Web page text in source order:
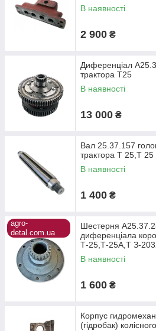
В наявності
2 900 ₴
Диференціал
трактора Т25
В наявності
13 000 ₴
Вал 25.37.157
трактора Т 25,Т
В наявності
1 400 ₴
agro-
detal.com.ua
Шестерня
диференціала
Т-25,Т-25А,Т З-
В наявності
1 600 ₴
Корпус
(гідробак)